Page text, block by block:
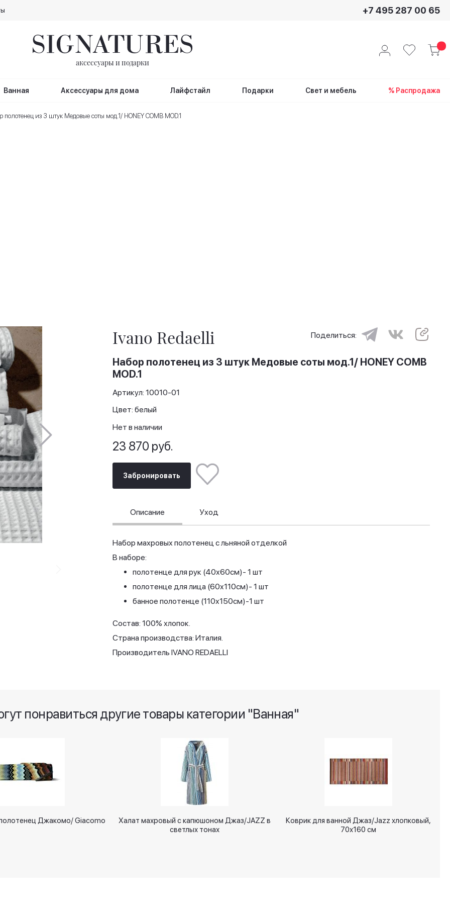
+7 495 287 00 65
аксессуары и подарки
Ванная Аксессуары для дома Лайфстайл Подарки Свет и мебель % Распродажа
полотенец из 3 штук Медовые соты мод.1/ HONEY COMB MOD.1
Поделиться:
Ivano Redaelli
Набор полотенец из 3 штук Медовые соты мод.1/ HONEY COMB
MOD.1
Артикул: 10010-01
Цвет: белый
Нет в наличии
23 870 руб.
Забронировать
Описание
Набор махровых полотенец с льняной отделкой
В наборе:
полотенце для рук (40x60см)- 1 шт
полотенце для лица (60x110см)- 1 шт
банное полотенце (110x150см)-1 шт
Состав: 100% хлопок.
Страна производства: Италия.
Производитель IVANO REDAELLI
Уход
понравиться другие товары категории "Ванная"
Джакомо/ Giacomo
Халат махровый с капюшоном Джаз/JAZZ в
светлых тонах
Коврик для ванной Джаз/Jazz хлопковый,
70х160 см